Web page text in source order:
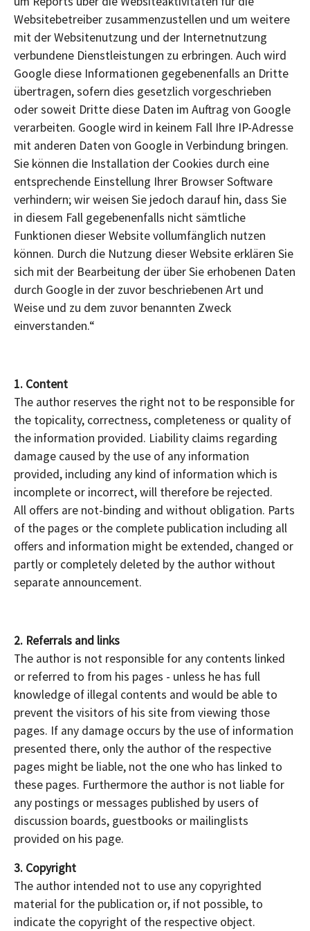
Websitebetreiber zusammenzustellen und um weitere
mit der Websitenutzung und der Internetnutzung
verbundene Dienstleistungen zu erbringen. Auch wird
Google diese Informationen gegebenenfalls an Dritte
übertragen, sofern dies gesetzlich vorgeschrieben
oder soweit Dritte diese Daten im Auftrag von Google
verarbeiten. Google wird in keinem Fall Ihre IP-Adresse
mit anderen Daten von Google in Verbindung bringen.
Sie können die Installation der Cookies durch eine
entsprechende Einstellung Ihrer Browser Software
verhindern; wir weisen Sie jedoch darauf hin, dass Sie
in diesem Fall gegebenenfalls nicht sämtliche
Funktionen dieser Website vollumfänglich nutzen
können. Durch die Nutzung dieser Website erklären Sie
sich mit der Bearbeitung der über Sie erhobenen Daten
durch Google in der zuvor beschriebenen Art und
Weise und zu dem zuvor benannten Zweck
einverstanden.“
1. Content
The author reserves the right not to be responsible for
the topicality, correctness, completeness or quality of
the information provided. Liability claims regarding
damage caused by the use of any information
provided, including any kind of information which is
incomplete or incorrect, will therefore be rejected.
All offers are not-binding and without obligation. Parts
of the pages or the complete publication including all
offers and information might be extended, changed or
partly or completely deleted by the author without
separate announcement.
2. Referrals and links
The author is not responsible for any contents linked
or referred to from his pages - unless he has full
knowledge of illegal contents and would be able to
prevent the visitors of his site from viewing those
pages. If any damage occurs by the use of information
presented there, only the author of the respective
pages might be liable, not the one who has linked to
these pages. Furthermore the author is not liable for
any postings or messages published by users of
discussion boards, guestbooks or mailinglists
provided on his page.
3. Copyright
The author intended not to use any copyrighted
material for the publication or, if not possible, to
indicate the copyright of the respective object.